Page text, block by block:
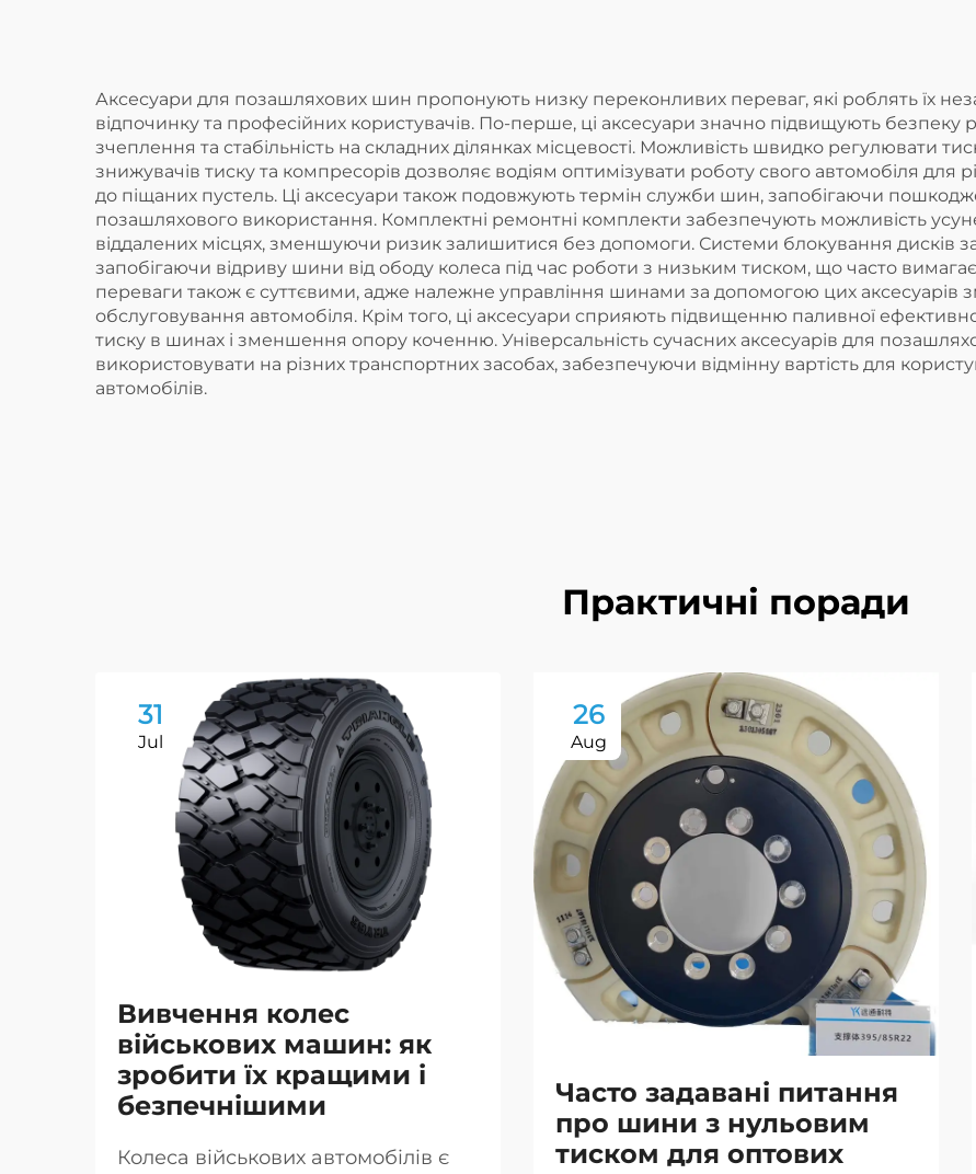
Аксесуари для позашляхових шин пропонують низку переконливих переваг, які роблять їх
відпочинку та професійних користувачів. По-перше, ці аксесуари значно підвищують
зчеплення та стабільність на складних ділянках місцевості. Можливість швидко регулювати
знижувачів тиску та компресорів дозволяє водіям оптимізувати роботу свого автомобіля для
до піщаних пустель. Ці аксесуари також подовжують термін служби шин, запобігаючи
позашляхового використання. Комплектні ремонтні комплекти забезпечують можливість
віддалених місцях, зменшуючи ризик залишитися без допомоги. Системи блокування дисків
запобігаючи відриву шини від ободу колеса під час роботи з низьким тиском, що часто
переваги також є суттєвими, адже належне управління шинами за допомогою цих аксесуарів
обслуговування автомобіля. Крім того, ці аксесуари сприяють підвищенню паливної
тиску в шинах і зменшення опору коченню. Універсальність сучасних аксесуарів для
використовувати на різних транспортних засобах, забезпечуючи відмінну вартість для
автомобілів.
Практичні поради
31
Jul
Вивчення колес
військових машин: як
зробити їх кращими і
безпечнішими
Колеса військових автомобілів є
26
Aug
Часто задавані питання
про шини з нульовим
тиском для оптових